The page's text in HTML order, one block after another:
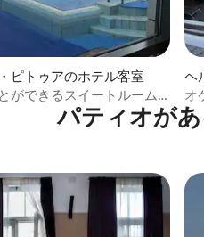
つ星の平均評価
ピトゥアのホテル客室
ができるスイートルーム
ーナタワーズホテル）
ヘ
オ
パティオが